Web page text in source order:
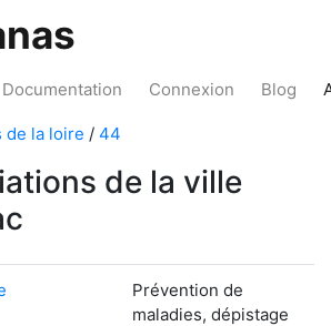
Documentation Connexion Blog
de la loire / 44
de la ville
Prévention de
maladies, dépistage